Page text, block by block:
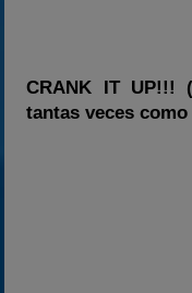
CRANK IT UP!!!
tantas veces